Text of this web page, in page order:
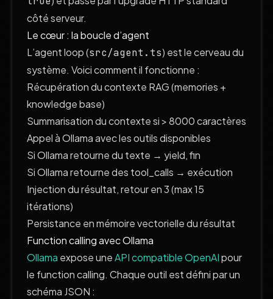
côté serveur.
Le cœur : la boucle d’agent
L’agent loop (src/agent.ts) est le cerveau du
système. Voici comment il fonctionne :
Récupération du contexte RAG (memories +
knowledge base)
Summarisation du contexte si > 8000 caractères
Appel à Ollama avec les outils disponibles
Si Ollama retourne du texte → yield, fin
Si Ollama retourne des tool_calls → exécution
Injection du résultat, retour en 3 (max 15
itérations)
Persistance en mémoire vectorielle du résultat
Function calling avec Ollama
Ollama expose uneAPI compatible OpenAIpour
le function calling. Chaque outil est défini par un
schéma JSON :